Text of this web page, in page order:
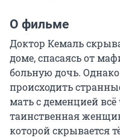
О фильме
Доктор Кемаль
доме, спасаясь от
больную дочь.
происходить
мать с деменцией
таинственная
которой скрывается